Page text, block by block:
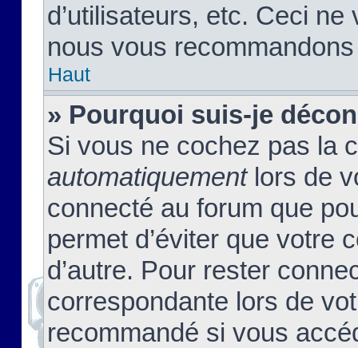
d’utilisateurs, etc. Ceci
nous vous
Haut
» Pourquoi suis-je
Si vous ne cochez pas la
automatiquementlors de
connecté au forum que
permet d’éviter que votre
d’autre. Pour rester
correspondante lors de
recommandé si vous